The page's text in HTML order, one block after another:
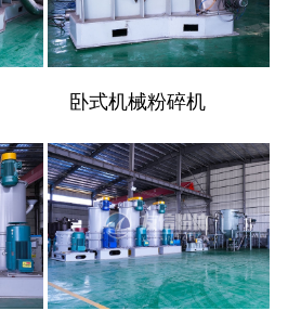
卧式机械粉碎机